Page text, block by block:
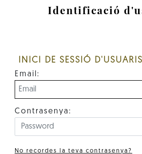
Identificació
INICI DE SESSIÓ
Email:
Contrasenya:
No recordes la teva contrasenya?